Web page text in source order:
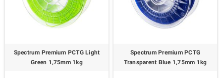
? Pro funkční i designové výtisky
– Spectrum Premium PCTG
? Pro funkční i designové výtisky
– Spectrum Premium PCTG
Spectrum Premium PCTG Light
Green 1,75mm 1kg
Spectrum Premium PCTG
Transparent Blue 1,75mm 1kg